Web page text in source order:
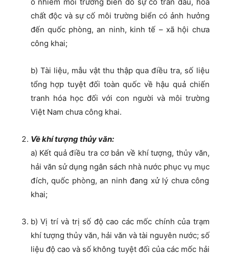
chất độc và sự cố môi trường biển có ảnh hưởng
đến quốc phòng, an ninh, kinh tế – xã hội chưa
công khai;
b) Tài liệu, mẫu vật thu thập qua điều tra, số liệu
tổng hợp tuyệt đối toàn quốc về hậu quả chiến
tranh hóa học đối với con người và môi trường
Việt Nam chưa công khai.
Về khí tượng thủy văn:
a) Kết quả điều tra cơ bản về khí tượng, thủy văn,
hải văn sử dụng ngân sách nhà nước phục vụ mục
đích, quốc phòng, an ninh đang xử lý chưa công
khai;
b) Vị trí và trị số độ cao các mốc chính của trạm
khí tượng thủy văn, hải văn và tài nguyên nước; số
liệu độ cao và số không tuyệt đối của các mốc hải